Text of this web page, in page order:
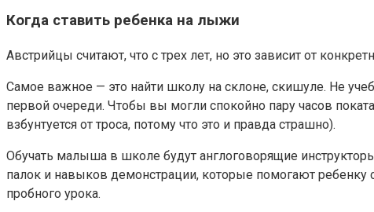
Когда ставить ребенка на лыжи
Австрийцы считают, что с трех лет, но это зависит от
Самое важное — это найти школу на склоне, скишуле. Не
первой очереди. Чтобы вы могли спокойно пару часов
взбунтуется от троса, потому что это и правда страшно).
Обучать малыша в школе будут англоговорящие
палок и навыков демонстрации, которые помогают
пробного урока.